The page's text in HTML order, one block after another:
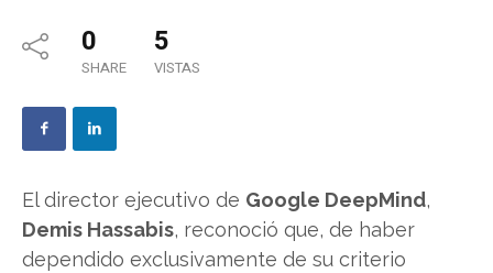
0
SHARE
5
VISTAS
El director ejecutivo de Google DeepMind,
Demis Hassabis, reconoció que, de haber
dependido exclusivamente de su criterio